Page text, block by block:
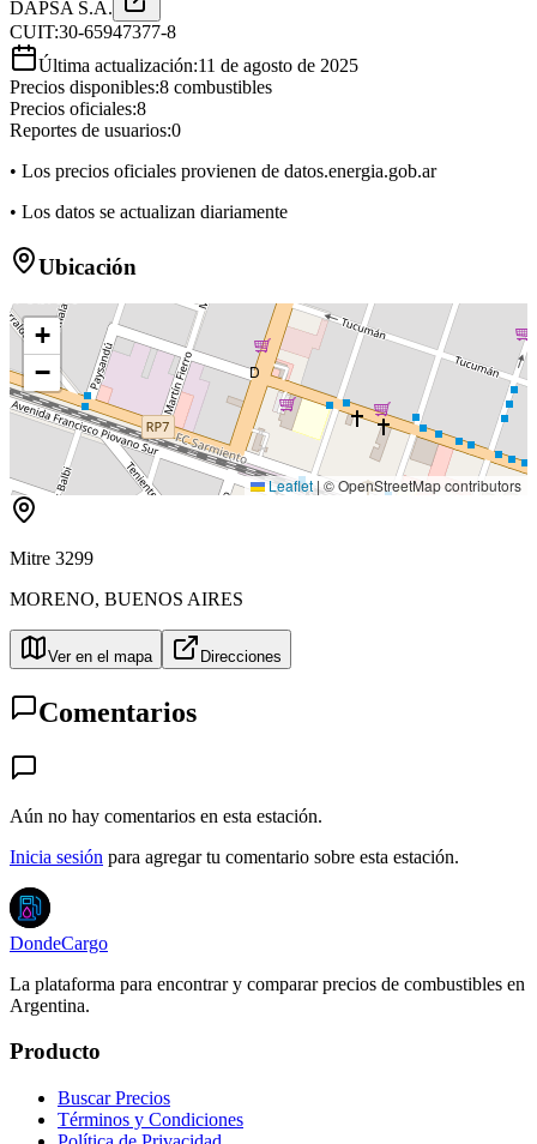
DAPSA S.A.
CUIT:30-65947377-8
Última actualización:11 de agosto de 2025
Precios disponibles:8 combustibles
Precios oficiales:8
Reportes de usuarios:0
• Los precios oficiales provienen de datos.energia.gob.ar
• Los datos se actualizan diariamente
Ubicación
D
+
−
Leaflet|© OpenStreetMap contributors
Mitre 3299
MORENO, BUENOS AIRES
Ver en el mapa Direcciones
Comentarios
Aún no hay comentarios en esta estación.
Inicia sesión para agregar tu comentario sobre esta estación.
DondeCargo
La plataforma para encontrar y comparar precios de combustibles en
Argentina.
Producto
Buscar Precios
Términos y Condiciones